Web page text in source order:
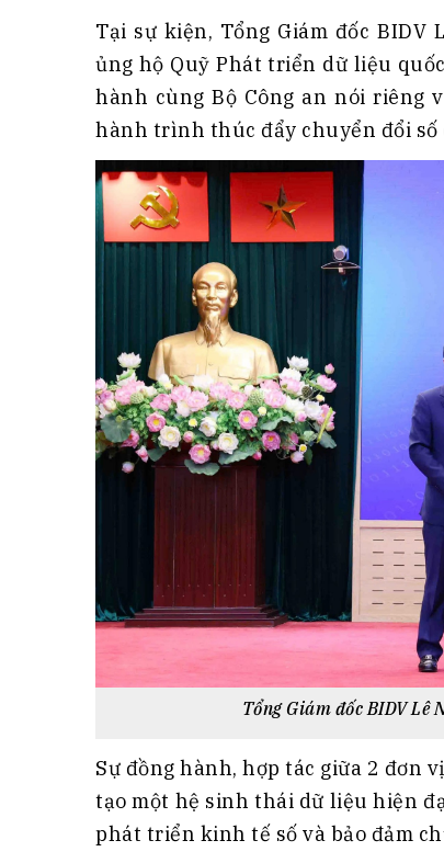
Tại sự kiện, Tổng Giám đốc
ủng hộ Quỹ Phát triển dữ liệu
hành cùng Bộ Công an nói riêng
hành trình thúc đẩy chuyển đổi số
Tổng Giám đốc BIDV Lê
Sự đồng hành, hợp tác giữa 2 đơn
tạo một hệ sinh thái dữ liệu hiện
phát triển kinh tế số và bảo đảm